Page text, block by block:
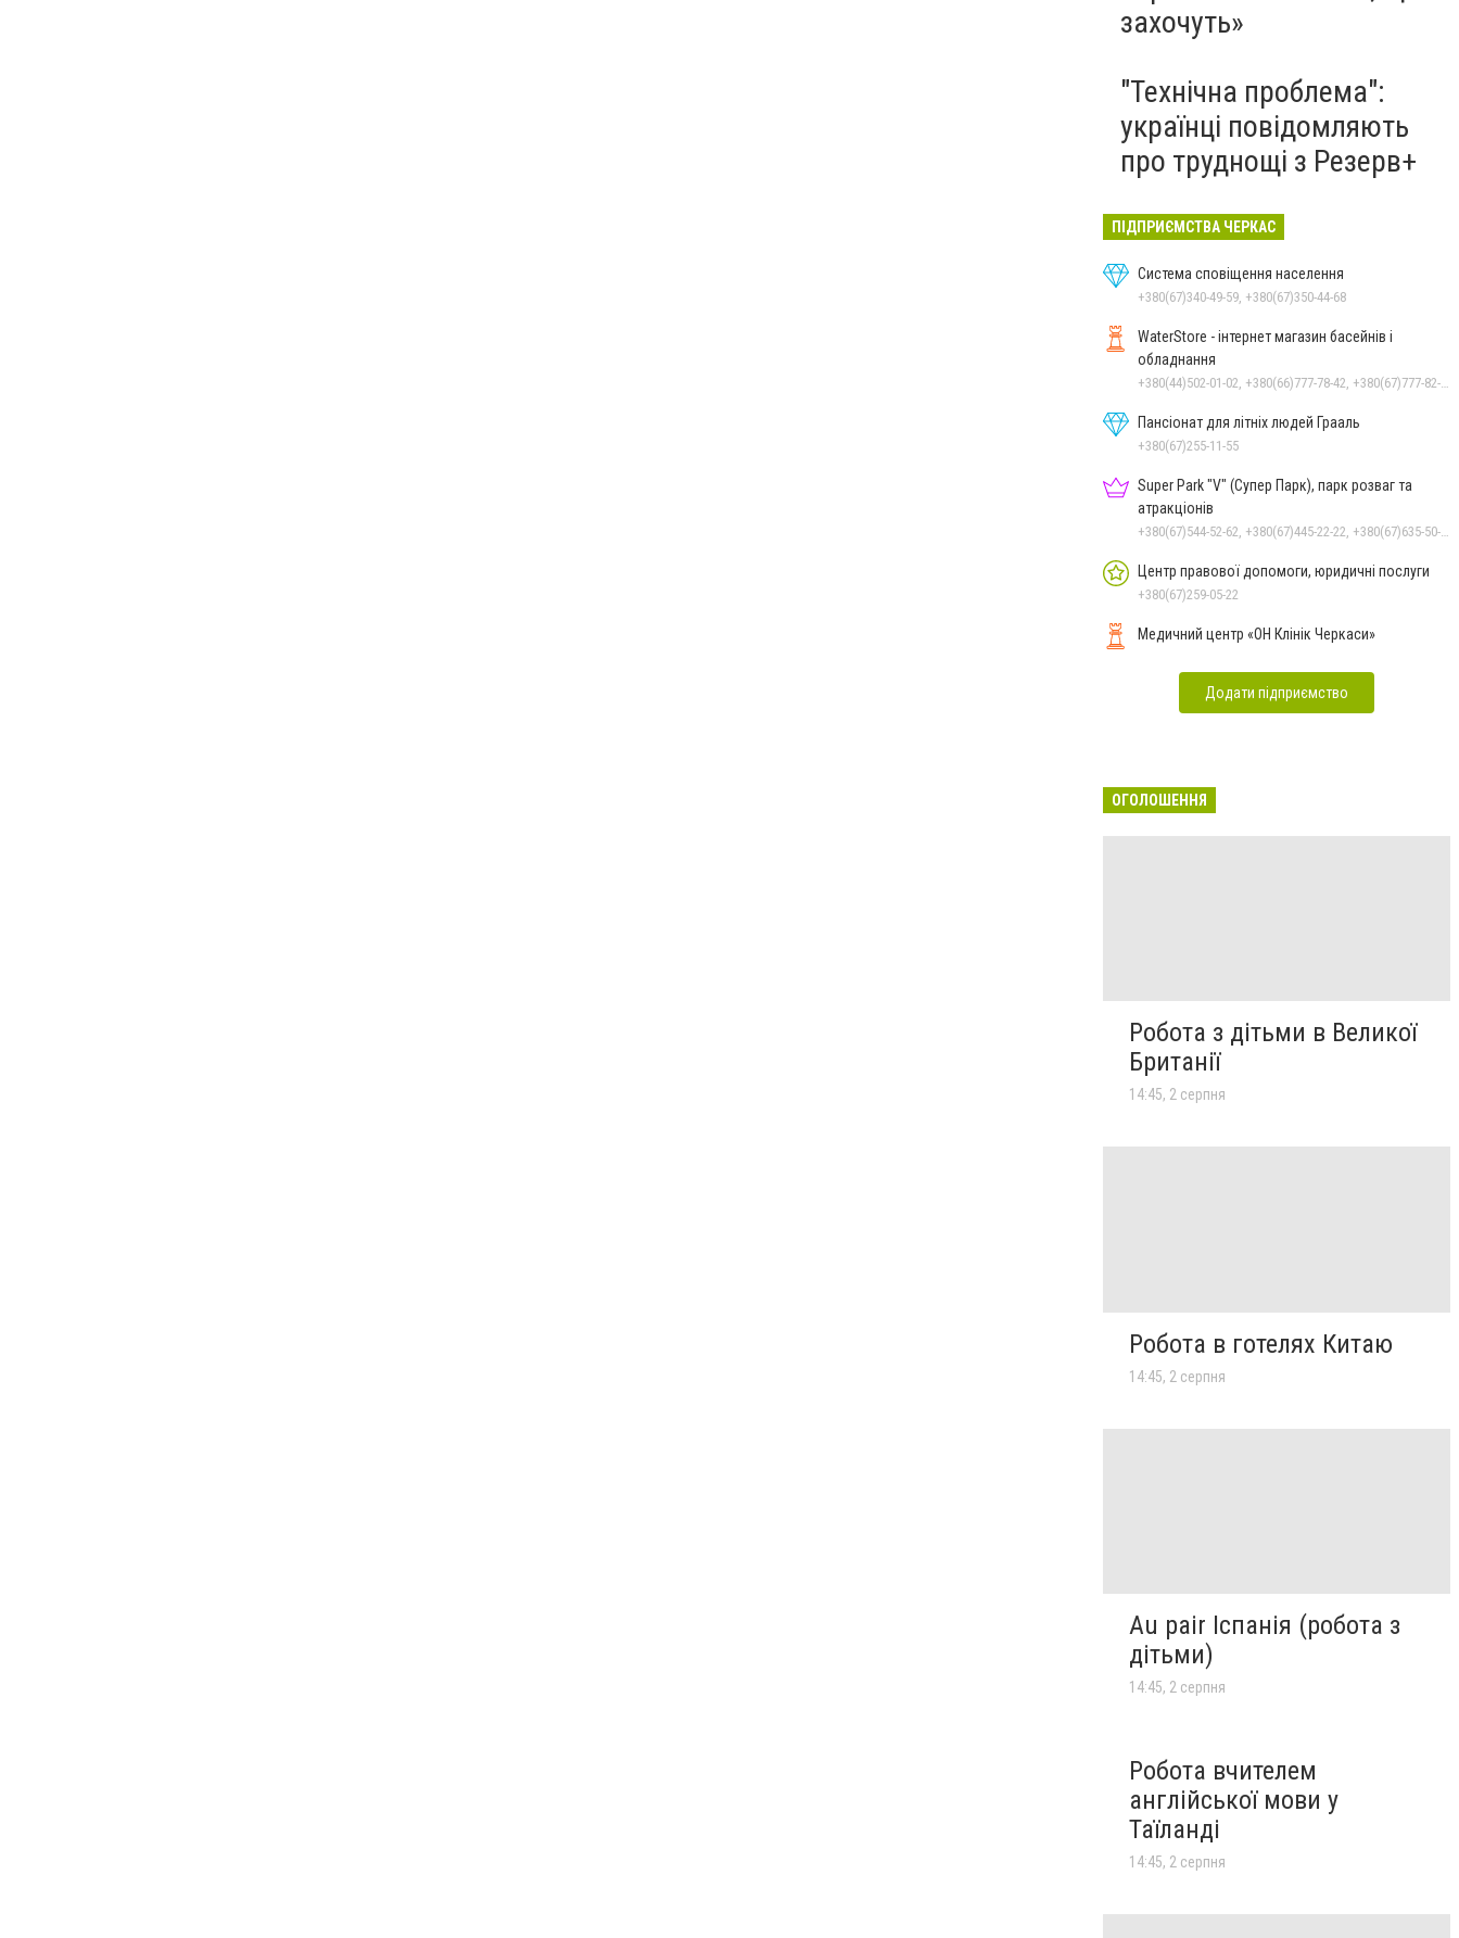
захочуть»
"Технічна проблема":
українці повідомляють
про труднощі з Резерв+
ПІДПРИЄМСТВА ЧЕРКАС
Система сповіщення населення
+380(67)340-49-59, +380(67)350-44-68
WaterStore - інтернет магазин басейнів і
обладнання
+380(44)502-01-02, +380(66)777-78-42, +380(67)777-82-19, +380(67)890-80-80, +380(73)890-80-80, +380(44)502-01-03
Пансіонат для літніх людей Грааль
+380(67)255-11-55
Super Park "V" (Супер Парк), парк розваг та
атракціонів
+380(67)544-52-62, +380(67)445-22-22, +380(67)635-50-50
Центр правової допомоги, юридичні послуги
+380(67)259-05-22
Медичний центр «ОН Клінік Черкаси»
Додати підприємство
ОГОЛОШЕННЯ
Робота з дітьми в Великої
Британії
14:45, 2 серпня
Робота в готелях Китаю
14:45, 2 серпня
Au pair Іспанія (робота з
дітьми)
14:45, 2 серпня
Робота вчителем
англійської мови у
Таїланді
14:45, 2 серпня